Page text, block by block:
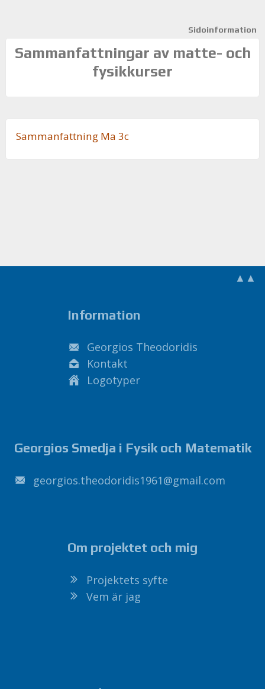
Sidoinformation
Sammanfattningar av matte- och
fysikkurser
Sam­man­fatt­ning Ma 3c
▲▲
Information
Georgios Theodoridis
Kontakt
Logotyper
Georgios Smedja i Fysik och Matematik
moc
.
liamg
@
1691sidirodoeht.soigroeg
Om projektet och mig
Projektets syfte
Vem är jag